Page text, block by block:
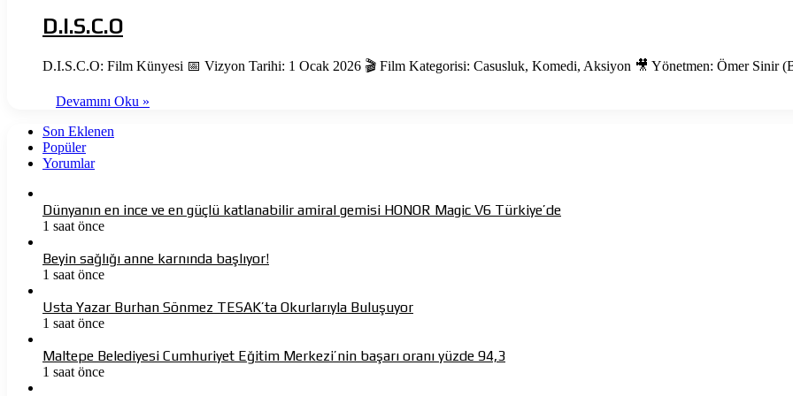
D.I.S.C.O
D.I.S.C.O: Film Künyesi 📅 Vizyon Tarihi: 1 Ocak 2026 🎬 Film Kategorisi: Casusluk, Komedi, Aksiyon 🎥 Yönetmen: Ömer Sinir
Devamını Oku »
Son Eklenen
Popüler
Yorumlar
Dünyanın en ince ve en güçlü katlanabilir amiral gemisi HONOR Magic V6 Türkiye’de
1 saat önce
Beyin sağlığı anne karnında başlıyor!
1 saat önce
Usta Yazar Burhan Sönmez TESAK’ta Okurlarıyla Buluşuyor
1 saat önce
Maltepe Belediyesi Cumhuriyet Eğitim Merkezi’nin başarı oranı yüzde 94,3
1 saat önce